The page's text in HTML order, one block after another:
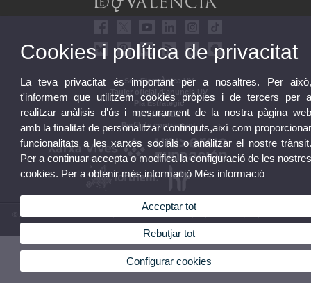
Seu Electrònica UV
Tauler oficial d'anuncis UV
Pla Estratègic
UVintegritat
Perfil de contractant
© 2026 UV. - Av. Blasco Ibáñez, 13. 46010 València. Espanya. Tel. UV: (+34) 963 86 41 00
Política privacitat|Cookies
Cookies i política de privacitat
La teva privacitat és important per a nosaltres. Per
t'informem que utilitzem cookies pròpies i de tercers per
realitzar anàlisis d'ús i mesurament de la nostra pàgina
amb la finalitat de personalitzar continguts,així com
funcionalitats a les xarxes socials o analitzar el nostre
Per a continuar accepta o modifica la configuració de les
cookies. Per a obtenir més informació Més informació
Acceptar tot
Rebutjar tot
Configurar cookies